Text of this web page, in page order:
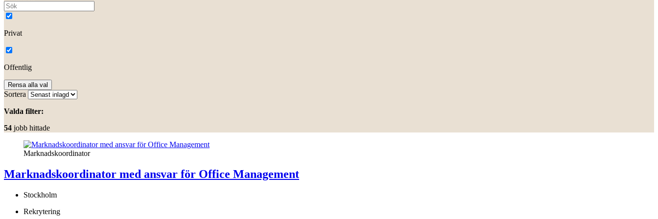
Privat
Offentlig
Rensa alla val
Sortera
Valda filter:
54 jobb hittade
Marknadskoordinator
Marknadskoordinator med ansvar för Office Management
Stockholm
Rekrytering